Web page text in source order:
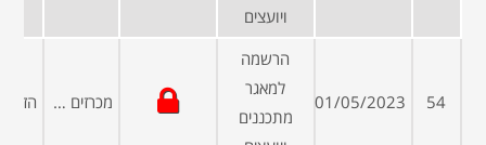
ויועצים
54
01/05/2023
הרשמה
למאגר
מתכננים
מכרזים פומביים